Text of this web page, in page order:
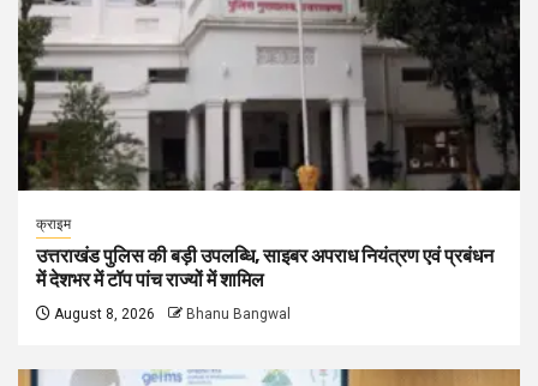
क्राइम
उत्तराखंड पुलिस की बड़ी उपलब्धि, साइबर अपराध नियंत्रण एवं प्रबंधन
में देशभर में टॉप पांच राज्यों में शामिल
August 8, 2026 Bhanu Bangwal